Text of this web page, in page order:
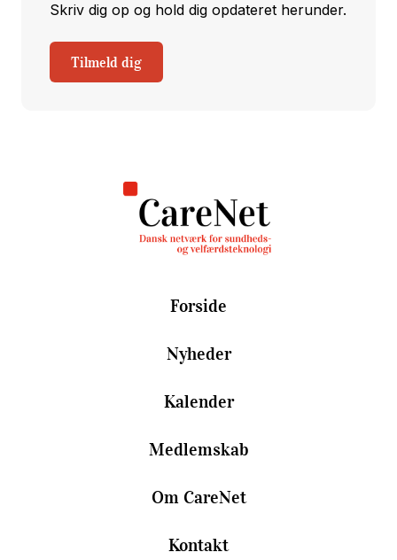
Skriv dig op og hold dig opdateret herunder.
Tilmeld dig
Forside
Nyheder
Kalender
Medlemskab
Om CareNet
Kontakt